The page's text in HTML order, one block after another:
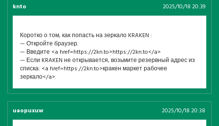
knto 2025/10/18 20:39
Коротко о том, как попасть на зеркало KRAKEN :
— Откройте браузер.
— Введите <a href=https://2kn.to>https://2kn.to</a>
— Если KRAKEN не открывается, возьмите резервный адрес из
списка: <a href=https://2kn.to>кракен маркет рабочее
зеркало</a>.
uaopuxuw 2025/10/18 20:38